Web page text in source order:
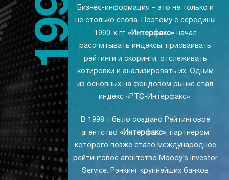
Бизнес-информация – это не только и
не столько слова. Поэтому с середины
1990-х гг. «Интерфакс»начал
рассчитывать индексы, присваивать
рейтинги и скоринги, отслеживать
котировки и анализировать их. Одним
из основных на фондовом рынке стал
индекс «РТС-Интерфакс».
В 1998 г. было создано Рейтинговое
агентство «Интерфакс», партнером
которого позже стало международное
рейтинговое агентство Moody’s Investor
Service. Рэнкинг крупнейших банков